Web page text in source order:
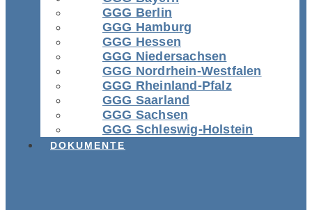
GGG Berlin
GGG Hamburg
GGG Hessen
GGG Niedersachsen
GGG Nordrhein-Westfalen
GGG Rheinland-Pfalz
GGG Saarland
GGG Sachsen
GGG Schleswig-Holstein
DOKUMENTE